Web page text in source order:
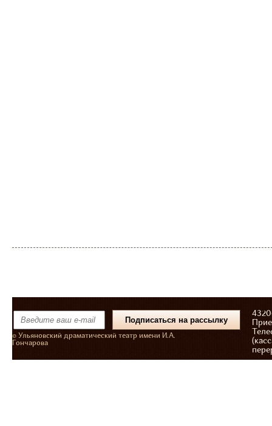
© Ульяновский драматический театр имени И.А.
Гончарова